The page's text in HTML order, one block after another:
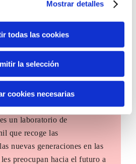
Mostrar detalles
todas las cookies
la selección
cookies necesarias
un laboratorio de
que recoge las
nuevas generaciones en las
preocupan hacia el futuro a